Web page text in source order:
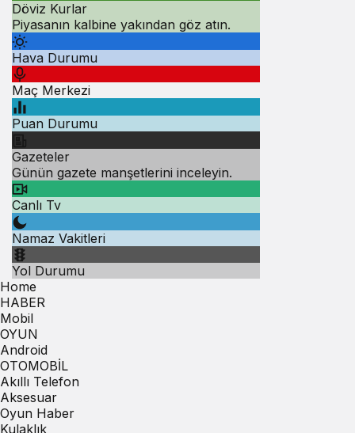
Döviz Kurlar
Piyasanın kalbine yakından göz atın.
Hava Durumu
Maç Merkezi
Puan Durumu
Gazeteler
Günün gazete manşetlerini inceleyin.
Canlı Tv
Namaz Vakitleri
Yol Durumu
Home
HABER
Mobil
OYUN
Android
OTOMOBİL
Akıllı Telefon
Aksesuar
Oyun Haber
Kulaklık